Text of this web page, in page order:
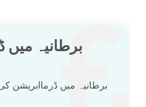
برطانیہ میں
برطانیہ میں ڈرماابریشن